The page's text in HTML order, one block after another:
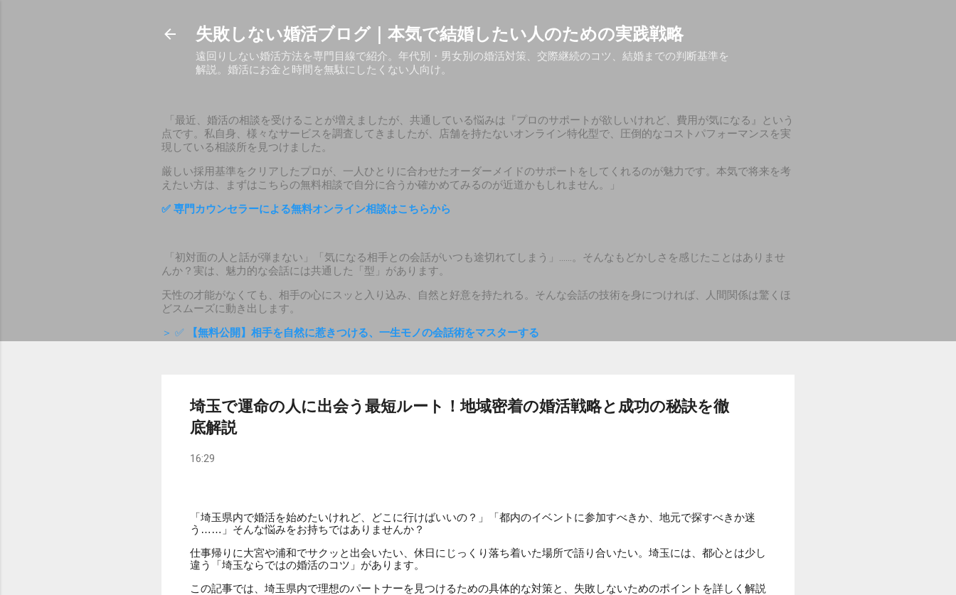
失敗しない婚活ブログ｜本気で結婚したい人のための実践戦略
遠回りしない婚活方法を専門目線で紹介。年代別・男女別の婚活対策、交際継続のコツ、結婚までの判断基準を
解説。婚活にお金と時間を無駄にしたくない人向け。
「最近、婚活の相談を受けることが増えましたが、共通している悩みは『プロのサポートが欲しいけれど、費用が気になる』という
点です。私自身、様々なサービスを調査してきましたが、店舗を持たないオンライン特化型で、圧倒的なコストパフォーマンスを実
現している相談所を見つけました。
厳しい採用基準をクリアしたプロが、一人ひとりに合わせたオーダーメイドのサポートをしてくれるのが魅力です。本気で将来を考
えたい方は、まずはこちらの無料相談で自分に合うか確かめてみるのが近道かもしれません。」
✅ 専門カウンセラーによる無料オンライン相談はこちらから
「初対面の人と話が弾まない」「気になる相手との会話がいつも途切れてしまう」……。そんなもどかしさを感じたことはありませ
んか？実は、魅力的な会話には共通した「型」があります。
天性の才能がなくても、相手の心にスッと入り込み、自然と好意を持たれる。そんな会話の技術を身につければ、人間関係は驚くほ
どスムーズに動き出します。
＞ ✅
【無料公開】相手を自然に惹きつける、一生モノの会話術をマスターする
埼玉で運命の人に出会う最短ルート！地域密着の婚活戦略と成功の秘訣を徹
底解説
16:29
「埼玉県内で婚活を始めたいけれど、どこに行けばいいの？」「都内のイベントに参加すべきか、地元で探すべきか迷
う……」そんな悩みをお持ちではありませんか？
仕事帰りに大宮や浦和でサクッと出会いたい、休日にじっくり落ち着いた場所で語り合いたい。埼玉には、都心とは少し
違う「埼玉ならではの婚活のコツ」があります。
この記事では、埼玉県内で理想のパートナーを見つけるための具体的な対策と、失敗しないためのポイントを詳しく解説